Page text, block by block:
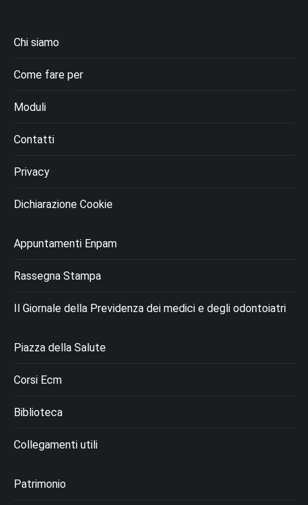
Chi siamo
Come fare per
Moduli
Contatti
Privacy
Dichiarazione Cookie
Appuntamenti Enpam
Rassegna Stampa
Il Giornale della Previdenza dei medici e degli odontoiatri
Piazza della Salute
Corsi Ecm
Biblioteca
Collegamenti utili
Patrimonio